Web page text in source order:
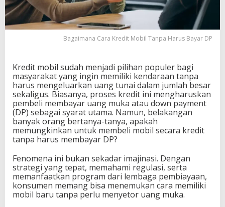
b
l
a
a
H
a
r
u
s
B
a
y
r
D
P
Bagaimana Cara Kredit Mobil Tanpa Harus Bayar DP
Kredit mobil sudah menjadi pilihan populer bagi
masyarakat yang ingin memiliki kendaraan tanpa
harus mengeluarkan uang tunai dalam jumlah besar
sekaligus. Biasanya, proses kredit ini mengharuskan
pembeli membayar uang muka atau down payment
(DP) sebagai syarat utama. Namun, belakangan
banyak orang bertanya-tanya, apakah
memungkinkan untuk membeli mobil secara kredit
tanpa harus membayar DP?
Fenomena ini bukan sekadar imajinasi. Dengan
strategi yang tepat, memahami regulasi, serta
memanfaatkan program dari lembaga pembiayaan,
konsumen memang bisa menemukan cara memiliki
mobil baru tanpa perlu menyetor uang muka.